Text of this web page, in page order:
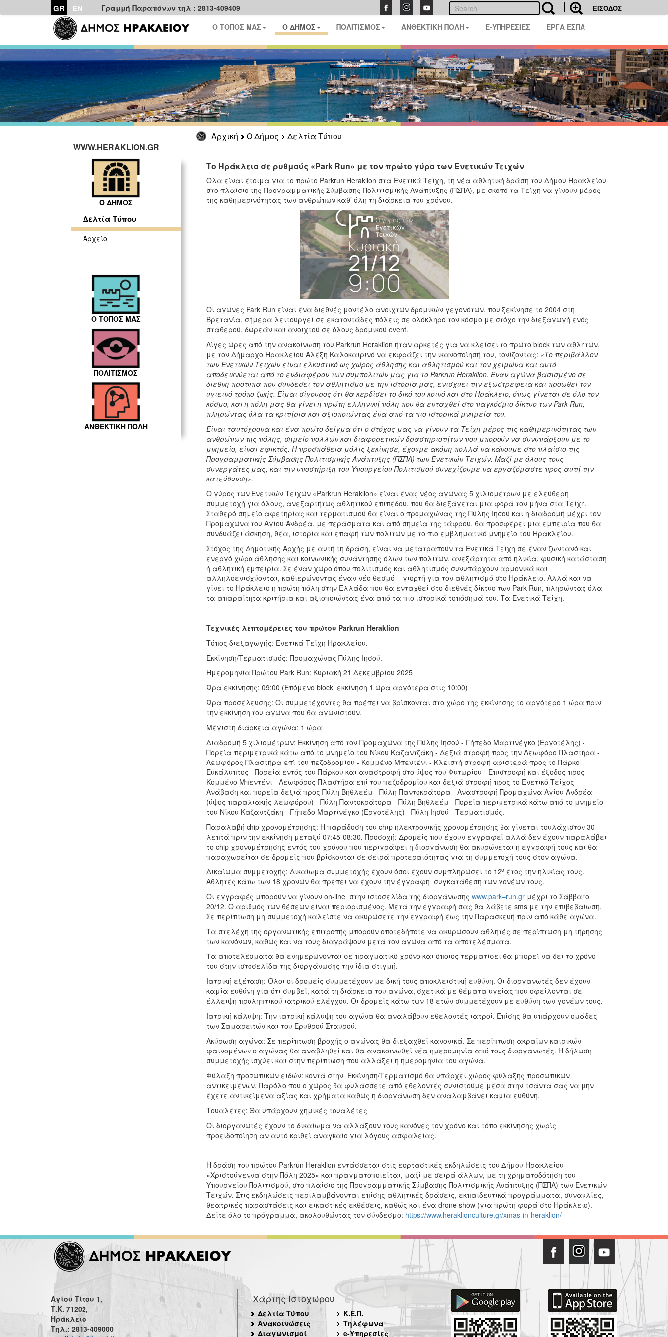
GR EN Γραμμή Παραπόνων τηλ : 2813-409409 ΕΙΣΟΔΟΣ
Ο ΤΟΠΟΣ ΜΑΣ Ο ΔΗΜΟΣ ΠΟΛΙΤΙΣΜΟΣ ΑΝΘΕΚΤΙΚΗ ΠΟΛΗ E-ΥΠΗΡΕΣΙΕΣ ΕΡΓΑ ΕΣΠΑ
Αρχική Ο Δήμος
Δελτία Τύπου
WWW.HERAKLION.GR
Ο ΔΗΜΟΣ
Δελτία Τύπου
Αρχείο
Ο ΤΟΠΟΣ ΜΑΣ
ΠΟΛΙΤΙΣΜΟΣ
ΑΝΘΕΚΤΙΚΗ ΠΟΛΗ
Το Ηράκλειο σε ρυθμούς «Park Run» με τον πρώτο γύρο των Ενετικών Τειχών
Όλα είναι έτοιμα για το πρώτο Parkrun Heraklion στα Ενετικά Τείχη, τη νέα αθλητική δράση του Δήμου Ηρακλείου
στο πλαίσιο της Προγραμματικής Σύμβασης Πολιτισμικής Ανάπτυξης (ΠΣΠΑ), με σκοπό τα Τείχη να γίνουν μέρος
της καθημερινότητας των ανθρώπων καθ’ όλη τη διάρκεια του χρόνου.
Οι αγώνες Park Run είναι ένα διεθνές μοντέλο ανοιχτών δρομικών γεγονότων, που ξεκίνησε το 2004 στη
Βρετανία, σήμερα λειτουργεί σε εκατοντάδες πόλεις σε ολόκληρο τον κόσμο με στόχο την διεξαγωγή ενός
σταθερού, δωρεάν και ανοιχτού σε όλους δρομικού event.
Λίγες ώρες από την ανακοίνωση του Parkrun Heraklion ήταν αρκετές για να κλείσει το πρώτο block των αθλητών,
με τον Δήμαρχο Ηρακλείου Αλέξη Καλοκαιρινό να εκφράζει την ικανοποίησή του, τονίζοντας: «Το περιβάλλον
των Ενετικών Τειχών είναι ελκυστικό ως χώρος άθλησης και αθλητισμού και τον χειμώνα και αυτό
αποδεικνύεται από το ενδιαφέρον των συμπολιτών μας για το Parkrun Heraklion. Έναν αγώνα βασισμένο σε
διεθνή πρότυπα που συνδέσει τον αθλητισμό με την ιστορία μας, ενισχύει την εξωστρέφεια και προωθεί τον
υγιεινό τρόπο ζωής. Είμαι σίγουρος ότι θα κερδίσει το δικό του κοινό και στο Ηράκλειο, όπως γίνεται σε όλο τον
κόσμο, και η πόλη μας θα γίνει η πρώτη ελληνική πόλη που θα ενταχθεί στο παγκόσμιο δίκτυο των Park Run,
πληρώντας όλα τα κριτήρια και αξιοποιώντας ένα από τα πιο ιστορικά μνημεία του.
Είναι ταυτόχρονα και ένα πρώτο δείγμα ότι ο στόχος μας να γίνουν τα Τείχη μέρος της καθημερινότητας των
ανθρώπων της πόλης, σημείο πολλών και διαφορετικών δραστηριοτήτων που μπορούν να συνυπάρξουν με το
μνημείο, είναι εφικτός. Η προσπάθεια μόλις ξεκίνησε, έχουμε ακόμη πολλά να κάνουμε στο πλαίσιο της
Προγραμματικής Σύμβασης Πολιτισμικής Ανάπτυξης (ΠΣΠΑ) των Ενετικών Τειχών. Μαζί με όλους τους
συνεργάτες μας, και την υποστήριξη του Υπουργείου Πολιτισμού συνεχίζουμε να εργαζόμαστε προς αυτή την
κατεύθυνση».
Ο γύρος των Ενετικών Τειχών «Parkrun Heraklion» είναι ένας νέος αγώνας 5 χιλιομέτρων με ελεύθερη
συμμετοχή για όλους, ανεξαρτήτως αθλητικού επιπέδου, που θα διεξάγεται μια φορά τον μήνα στα Τείχη.
Σταθερό σημείο αφετηρίας και τερματισμού θα είναι ο προμαχώνας της Πύλης Ιησού και η διαδρομή μέχρι τον
Προμαχώνα του Αγίου Ανδρέα, με περάσματα και από σημεία της τάφρου, θα προσφέρει μια εμπειρία που θα
συνδυάζει άσκηση, θέα, ιστορία και επαφή των πολιτών με το πιο εμβληματικό μνημείο του Ηρακλείου.
Στόχος της Δημοτικής Αρχής με αυτή τη δράση, είναι να μετατραπούν τα Ενετικά Τείχη σε έναν ζωντανό και
ενεργό χώρο άθλησης και κοινωνικής συνάντησης όλων των πολιτών, ανεξάρτητα από ηλικία, φυσική κατάσταση
ή αθλητική εμπειρία. Σε έναν χώρο όπου πολιτισμός και αθλητισμός συνυπάρχουν αρμονικά και
αλληλοενισχύονται, καθιερώνοντας έναν νέο θεσμό – γιορτή για τον αθλητισμό στο Ηράκλειο. Αλλά και να
γίνει το Ηράκλειο η πρώτη πόλη στην Ελλάδα που θα ενταχθεί στο διεθνές δίκτυο των Park Run, πληρώντας όλα
τα απαραίτητα κριτήρια και αξιοποιώντας ένα από τα πιο ιστορικά τοπόσημά του. Τα Ενετικά Τείχη.
Τεχνικές λεπτομέρειες του πρώτου Parkrun Heraklion
Τόπος διεξαγωγής: Ενετικά Τείχη Ηρακλείου.
Εκκίνηση/Τερματισμός: Προμαχώνας Πύλης Ιησού.
Ημερομηνία Πρώτου Park Run: Κυριακή 21 Δεκεμβρίου 2025
Ώρα εκκίνησης: 09:00 (Επόμενο block, εκκίνηση 1 ώρα αργότερα στις 10:00)
Ώρα προσέλευσης: Οι συμμετέχοντες θα πρέπει να βρίσκονται στο χώρο της εκκίνησης το αργότερο 1 ώρα πριν
την εκκίνηση του αγώνα που θα αγωνιστούν.
Μέγιστη διάρκεια αγώνα: 1 ώρα
Διαδρομή 5 χιλιομέτρων: Εκκίνηση από τον Προμαχώνα της Πύλης Ιησού - Γήπεδο Μαρτινέγκο (Εργοτέλης) -
Πορεία περιμετρικά κάτω από το μνημείο του Νίκου Καζαντζάκη - Δεξιά στροφή προς την Λεωφόρο Πλαστήρα -
Λεωφόρος Πλαστήρα επί του πεζοδρομίου - Κομμένο Μπεντένι - Κλειστή στροφή αριστερά προς το Πάρκο
Ευκάλυπτος - Πορεία εντός του Πάρκου και αναστροφή στο ύψος του Φυτωρίου - Επιστροφή και έξοδος προς
Κομμένο Μπεντένι - Λεωφόρος Πλαστήρα επί του πεζοδρομίου και δεξιά στροφή προς το Ενετικό Τείχος -
Ανάβαση και πορεία δεξιά προς Πύλη Βηθλεέμ - Πύλη Παντοκράτορα - Αναστροφή Προμαχώνα Αγίου Ανδρέα
(ύψος παραλιακής λεωφόρου) - Πύλη Παντοκράτορα - Πύλη Βηθλεέμ - Πορεία περιμετρικά κάτω από το μνημείο
του Νίκου Καζαντζάκη - Γήπεδο Μαρτινέγκο (Εργοτέλης) - Πύλη Ιησού - Τερματισμός.
Παραλαβή chip χρονομέτρησης: Η παράδοση του chιp ηλεκτρονικής χρονομέτρησης θα γίνεται τουλάχιστον 30
λεπτά πριν την εκκίνηση μεταξύ 07:45-08:30. Προσοχή: Δρομείς που έχουν εγγραφεί αλλά δεν έχουν παραλάβει
το chip χρονομέτρησης εντός του χρόνου που περιγράφει η διοργάνωση θα ακυρώνεται η εγγραφή τους και θα
παραχωρείται σε δρομείς που βρίσκονται σε σειρά προτεραιότητας για τη συμμετοχή τους στον αγώνα.
Δικαίωμα συμμετοχής: Δικαίωμα συμμετοχής έχουν όσοι έχουν συμπληρώσει το 12οέτος την ηλικίας τους.
Αθλητές κάτω των 18 χρονών θα πρέπει να έχουν την έγγραφη συγκατάθεση των γονέων τους.
Οι εγγραφές μπορούν να γίνουν on-line στην ιστοσελίδα της διοργάνωσης www.park–run.grμέχρι το Σάββατο
20/12. Ο αριθμός των θέσεων είναι περιορισμένος. Μετά την εγγραφή σας θα λάβετε sms με την επιβεβαίωση.
Σε περίπτωση μη συμμετοχή καλείστε να ακυρώσετε την εγγραφή έως την Παρασκευή πριν από κάθε αγώνα.
Τα στελέχη της οργανωτικής επιτροπής μπορούν οποτεδήποτε να ακυρώσουν αθλητές σε περίπτωση μη τήρησης
των κανόνων, καθώς και να τους διαγράψουν μετά τον αγώνα από τα αποτελέσματα.
Τα αποτελέσματα θα ενημερώνονται σε πραγματικό χρόνο και όποιος τερματίσει θα μπορεί να δει το χρόνο
του στην ιστοσελίδα της διοργάνωσης την ίδια στιγμή.
Ιατρική εξέταση: Όλοι οι δρομείς συμμετέχουν με δική τους αποκλειστική ευθύνη. Οι διοργανωτές δεν έχουν
καμία ευθύνη για ότι συμβεί, κατά τη διάρκεια του αγώνα, σχετικά με θέματα υγείας που οφείλονται σε
έλλειψη προληπτικού ιατρικού ελέγχου. Οι δρομείς κάτω των 18 ετών συμμετέχουν με ευθύνη των γονέων τους.
Ιατρική κάλυψη: Την ιατρική κάλυψη του αγώνα θα αναλάβουν εθελοντές ιατροί. Επίσης θα υπάρχουν ομάδες
των Σαμαρειτών και του Ερυθρού Σταυρού.
Ακύρωση αγώνα: Σε περίπτωση βροχής ο αγώνας θα διεξαχθεί κανονικά. Σε περίπτωση ακραίων καιρικών
φαινομένων ο αγώνας θα αναβληθεί και θα ανακοινωθεί νέα ημερομηνία από τους διοργανωτές. Η δήλωση
συμμετοχής ισχύει και στην περίπτωση που αλλάξει η ημερομηνία του αγώνα.
Φύλαξη προσωπικών ειδών: κοντά στην Εκκίνηση/Τερματισμό θα υπάρχει χώρος φύλαξης προσωπικών
αντικειμένων. Παρόλο που ο χώρος θα φυλάσσετε από εθελοντές συνιστούμε μέσα στην τσάντα σας να μην
έχετε αντικείμενα αξίας και χρήματα καθώς η διοργάνωση δεν αναλαμβάνει καμία ευθύνη.
Τουαλέτες: Θα υπάρχουν χημικές τουαλέτες
Οι διοργανωτές έχουν το δικαίωμα να αλλάξουν τους κανόνες τον χρόνο και τόπο εκκίνησης χωρίς
προειδοποίηση αν αυτό κριθεί αναγκαίο για λόγους ασφαλείας.
Η δράση του πρώτου Parkrun Heraklion εντάσσεται στις εορταστικές εκδηλώσεις του Δήμου Ηρακλείου
«Χριστούγεννα στην Πόλη 2025» και πραγματοποιείται, μαζί με σειρά άλλων, με τη χρηματοδότηση του
Υπουργείου Πολιτισμού, στο πλαίσιο της Προγραμματικής Σύμβασης Πολιτισμικής Ανάπτυξης (ΠΣΠΑ) των Ενετικών
Τειχών. Στις εκδηλώσεις περιλαμβάνονται επίσης αθλητικές δράσεις, εκπαιδευτικά προγράμματα, συναυλίες,
θεατρικές παραστάσεις και εικαστικές εκθέσεις, καθώς και ένα drone show (για πρώτη φορά στο Ηράκλειο).
Δείτε όλο το πρόγραμμα, ακολουθώντας τον σύνδεσμο: https://www.heraklionculture.gr/xmas-in-heraklion/
Αγίου Τίτου 1,
Τ.Κ. 71202,
Ηράκλειο
Τηλ.: 2813-409000
Χάρτης Ιστοχώρου
Δελτία Τύπου
Ανακοινώσεις
Διαγωνισμοί
Κ.Ε.Π.
Τηλέφωνα
e-Υπηρεσίες